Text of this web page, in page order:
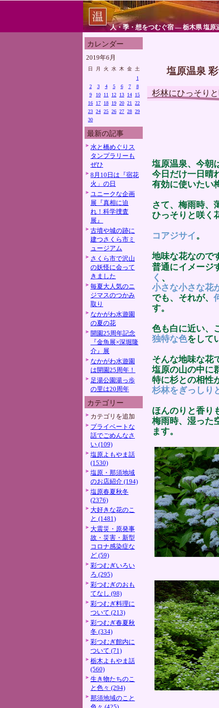
人・季・想をつむぐ宿 ― 栃木県 塩原
カレンダー
2019年6月
日 月 火 水 木 金
土
1
2
3 4 5 6 7
8
9
10 11 12 13 14
15
16
17 18 19 20 21
22
23 24 25 26 27 28 29
30
最新の記事
水と橋めぐりス
タンプラリーも
ぜひ
8月10日は『宿花
火」の日
ユニークな企画
展『真相に迫
れ！科学捜査
展』
古墳や城の跡に
建つさくら市ミ
ュージアム
さくら市で沢山
の妖怪に会って
きました
毎夏大人気のニ
ジマスのつかみ
取り
なかがわ水遊園
の夏の花
開園25周年記念
『金魚展×深堀隆
介』展
なかがわ水遊園
は開園25周年！
足湯公園湯っ歩
の里は20周年
カテゴリー
カテゴリを追加
プライベートな
話でごめんなさ
い (109)
塩原よもやま話
(1530)
塩原・那須地域
のお店紹介 (194)
塩原春夏秋冬
(2376)
大好きな花のこ
と (1481)
大震災・原発事
故・災害・新型
コロナ感染症な
ど (59)
彩つむぎいろい
ろ (295)
彩つむぎのおも
てなし (98)
彩つむぎ料理に
ついて (213)
彩つむぎ春夏秋
冬 (334)
彩つむぎ館内に
ついて (71)
栃木よもやま話
(560)
生き物たちのこ
と色々 (294)
那須地域のこと
塩原温泉
杉林にひっそり
塩原温泉、今朝
今日だけ一日晴
有効に使いたい
さて、梅雨時、
ひっそりと咲く
コアジサイ。
地味な花なので
普通にイメージ
く 、
小さな小さな花
でも、それが、
す。
色も白に近い、
独特な色をして
そんな地味な花
塩原の山の中に
特に杉との相性
杉林をぎっしり
ほんのりと香り
梅雨時、湿った
ます。